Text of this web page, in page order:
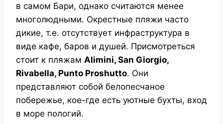
в самом Бари, однако считаются менее
многолюдными. Окрестные пляжи часто
дикие, т.е. отсутствует инфраструктура в
виде кафе, баров и душей. Присмотреться
стоит к пляжам Alimini, San Giorgio,
Rivabella, Punto Proshutto. Они
представляют собой белопесчаное
побережье, кое-где есть уютные бухты, вход
в море пологий.